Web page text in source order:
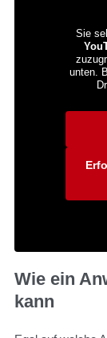
Sie
unten.
Wie ein
kann